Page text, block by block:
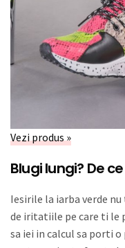
Vezi produs »
Blugi lungi? De
Iesirile la iarba verde
de iritatiile pe care ti le
sa iei in calcul sa porti